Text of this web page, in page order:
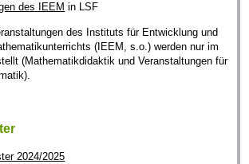
des IEEM in LSF
des Instituts für Entwicklung und
(IEEM, s.o.) werden nur im
(Mathematikdidaktik und Veranstaltungen für
2024/2025